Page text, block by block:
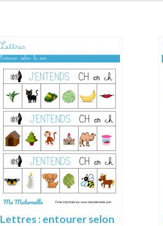
Lettres : entourer selon